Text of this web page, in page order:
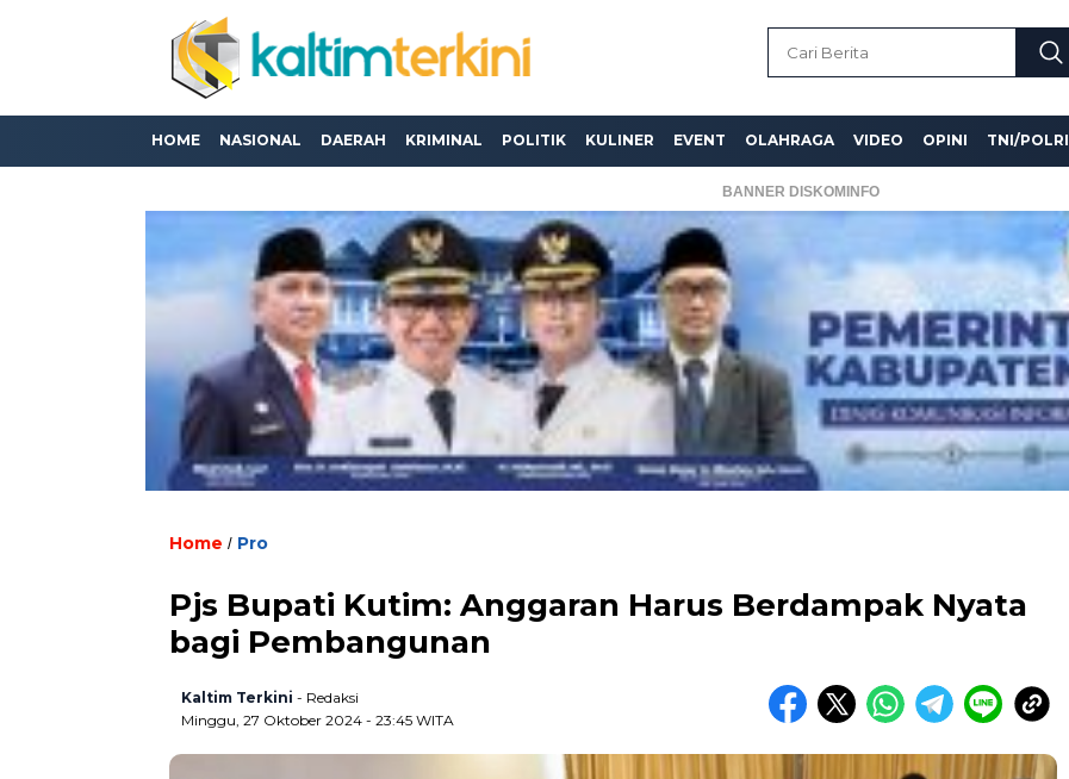
HOME NASIONAL DAERAH KRIMINAL POLITIK KULINER EVENT OLAHRAGA VIDEO OPINI TNI/POLRI
BANNER DISKOMINFO
Home / Pro
Pjs Bupati Kutim: Anggaran Harus Berdampak Nyata
bagi Pembangunan
Kaltim Terkini - Redaksi
Minggu, 27 Oktober 2024 - 23:45 WITA